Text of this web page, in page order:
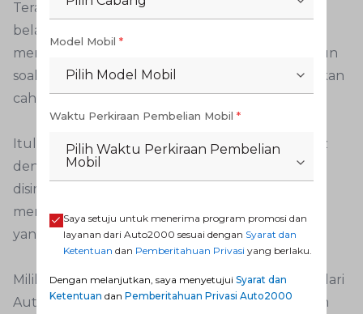
Terakhir adalah perbedaan bentuk reflektor
belakang. Pada Avanza bentuknya kotak dan
memanjang, sedangkan pada Veloz bulat. Namun
soal fungsi kedua sama-sama untuk memantulkan
cahaya.
Itulah sejumlah perbedaan Toyota Avanza Veloz
dengan Avanza biasa di sektor eksterior. Bisa
disimpulkan bahwa Veloz memang dirancang
menjadi MPV yang lebih eksklusif dengan fitur
yang sangat membantu penggunanya.
Miliki segera Veloz dengan penawaran menarik dari
Auto2000. Gunakan aplikasi Auto2000 Digiroom
Model Mobil *
Pilih Model Mobil
Waktu Perkiraan Pembelian Mobil *
Pilih Waktu Perkiraan Pembelian
Mobil
Saya setuju untuk menerima program promosi dan
layanan dari Auto2000 sesuai dengan Syarat dan
Ketentuan dan Pemberitahuan Privasi yang berlaku.
Dengan melanjutkan, saya menyetujui Syarat dan
Ketentuan dan Pemberitahuan Privasi Auto2000